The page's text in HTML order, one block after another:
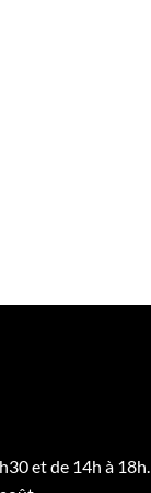
et de 14h à 18h.